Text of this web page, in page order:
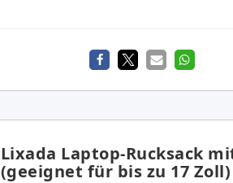
Lixada Laptop-Rucksack
(geeignet für bis zu 17